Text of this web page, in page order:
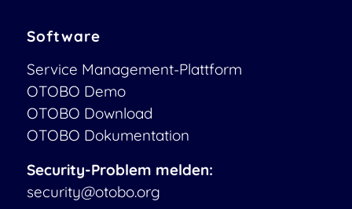
Software
Service Management-Plattform
OTOBO Demo
OTOBO Download
OTOBO Dokumentation
Security-Problem melden:
security@otobo.org